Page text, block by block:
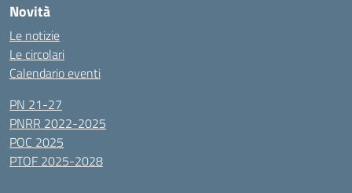
Novità
Le notizie
Le circolari
Calendario eventi
PN 21-27
PNRR 2022-2025
POC 2025
PTOF 2025-2028